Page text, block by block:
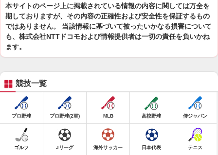
本サイトのページ上に掲載されている情報の内容に関しては万全を
期しておりますが、その内容の正確性および安全性を保証するもの
ではありません。 当該情報に基づいて被ったいかなる損害について
も、株式会社NTTドコモおよび情報提供者は一切の責任を負いかね
ます。
競技一覧
プロ野球 プロ野球(2軍) MLB 高校野球 侍ジャパン
ゴルフ Jリーグ 海外サッカー 日本代表 テニス